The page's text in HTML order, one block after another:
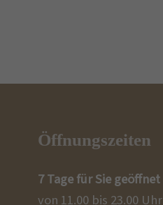
Öffnungszeiten
7 Tage für Sie geöffnet
von 11.00 bis 23.00 Uhr